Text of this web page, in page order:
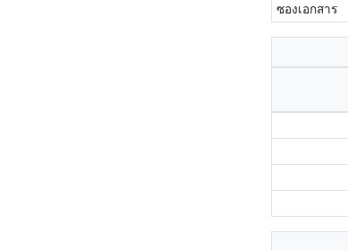
ซองเอกสาร